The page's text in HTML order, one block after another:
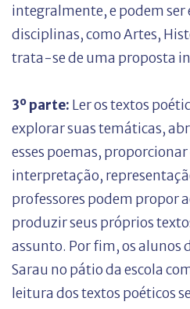
integralmente, e podem
disciplinas, como Artes,
trata-se de uma proposta
3º parte: Ler os textos
explorar suas temáticas,
esses poemas, proporcionar
interpretação,
professores podem propor
produzir seus próprios
assunto. Por fim, os alunos
Sarau no pátio da escola
leitura dos textos poéticos